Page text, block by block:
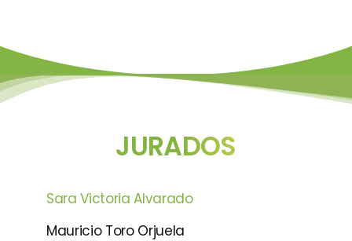
JURADOS
Sara Victoria Alvarado
Mauricio Toro Orjuela